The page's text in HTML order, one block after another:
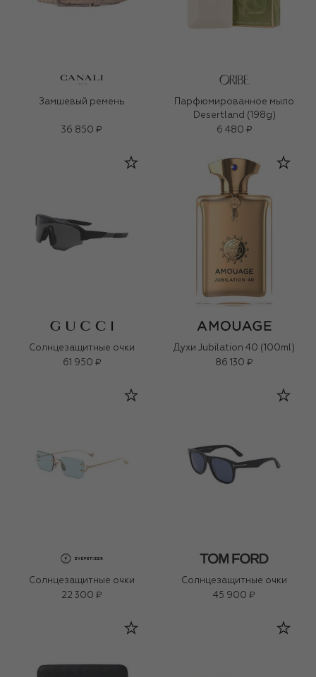
Замшевый ремень
36 850 ₽
Парфюмированное мыло
Desertland (198g)
6 480 ₽
Солнцезащитные очки
61 950 ₽
Духи Jubilation 40 (100ml)
86 130 ₽
Солнцезащитные очки
22 300 ₽
Солнцезащитные очки
45 900 ₽